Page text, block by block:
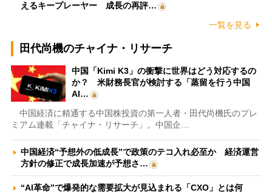
えるキープレーヤー 成長の再評…
一覧を見る
田代尚機のチャイナ・リサーチ
中国「Kimi K3」の衝撃に世界はどう対応するの
か？ 米財務長官が検討する「蒸留を行う中国
AI…
中国経済に精通する中国株投資の第一人者・田代尚機氏のプレ
ミアム連載「チャイナ・リサーチ」。中国企…
中国経済“予想外の低成長”で政策のテコ入れ必至か 経済運営
方針の修正で成長加速が予想さ…
“AI革命”で爆発的な需要拡大が見込まれる「CXO」とは何